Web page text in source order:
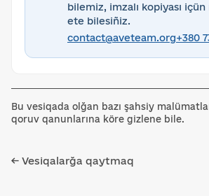
bilemiz, imzalı kopiyası
ete bilesiñiz.
contact@aveteam.org+380
Bu vesiqada olğan bazı şahsiy
qoruv qanunlarına köre gizlene bile.
← Vesiqalarğa qaytmaq